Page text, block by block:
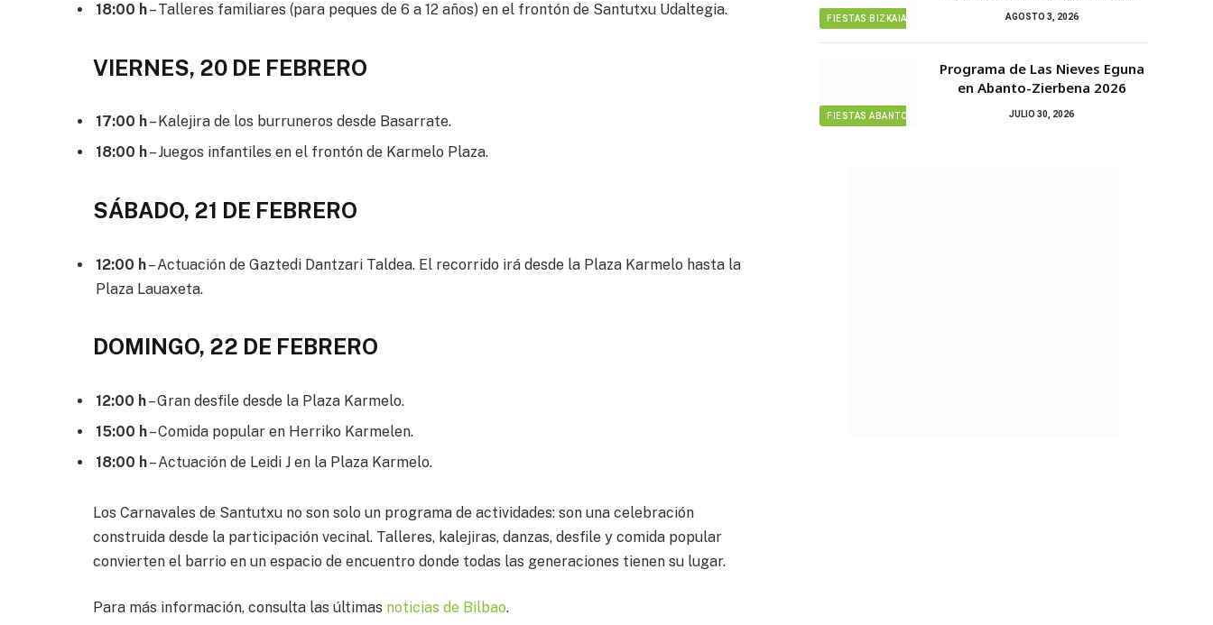
18:00 h– Talleres familiares (para peques de 6 a 12 años) en el frontón de Santutxu Udaltegia.
VIERNES, 20 DE FEBRERO
17:00 h– Kalejira de los burruneros desde Basarrate.
18:00 h– Juegos infantiles en el frontón de Karmelo Plaza.
SÁBADO, 21 DE FEBRERO
12:00 h– Actuación de Gaztedi Dantzari Taldea. El recorrido irá desde la Plaza Karmelo hasta la
Plaza Lauaxeta.
DOMINGO, 22 DE FEBRERO
12:00 h– Gran desfile desde la Plaza Karmelo.
15:00 h– Comida popular en Herriko Karmelen.
18:00 h– Actuación de Leidi J en la Plaza Karmelo.
Los Carnavales de Santutxu no son solo un programa de actividades: son una celebración
construida desde la participación vecinal. Talleres, kalejiras, danzas, desfile y comida popular
convierten el barrio en un espacio de encuentro donde todas las generaciones tienen su lugar.
Para más información, consulta las últimas noticias de Bilbao.
FIESTAS BIZKAIA AGOSTO 3, 2026
FIESTAS ABANTO ZIERBENA
Programa de Las Nieves Eguna
en Abanto-Zierbena 2026
JULIO 30, 2026